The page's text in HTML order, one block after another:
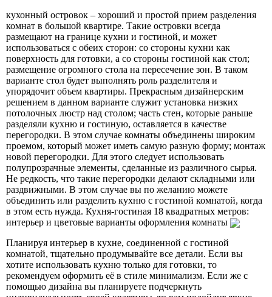
кухонный островок – хороший и простой прием разделения
комнат в большой квартире. Такие островки всегда
размещают на границе кухни и гостиной, и может
использоваться с обеих сторон: со стороны кухни как
поверхность для готовки, а со стороны гостиной как стол;
размещение огромного стола на пересечение зон. В таком
варианте стол будет выполнять роль разделителя и
упорядочит объем квартиры. Прекрасным дизайнерским
решением в данном варианте служит установка низких
потолочных люстр над столом; часть стен, которые раньше
разделяли кухню и гостиную, оставляется в качестве
перегородки. В этом случае комнаты объединены широким
проемом, который может иметь самую разную форму; монтаж
новой перегородки. Для этого следует использовать
полупрозрачные элементы, сделанные из различного сырья.
Не редкость, что такие перегородки делают складными или
раздвижными. В этом случае вы по желанию можете
объединить или разделить кухню с гостиной комнатой, когда
в этом есть нужда. Кухня-гостиная 18 квадратных метров:
интерьер и цветовые варианты оформления комнаты
Планируя интерьер в кухне, соединенной с гостиной
комнатой, тщательно продумывайте все детали. Если вы
хотите использовать кухню только для готовки, то
рекомендуем оформить её в стиле минимализм. Если же с
помощью дизайна вы планируете подчеркнуть